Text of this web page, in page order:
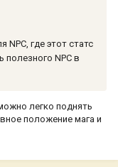
NPC, где этот статс
полезного NPC в
легко поднять
положение мага и